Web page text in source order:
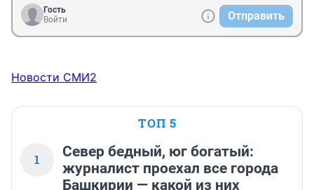
Гость
Войти
Отправить
Новости СМИ2
ТОП 5
1
Север бедный, юг богатый:
журналист проехал все города
Башкирии — какой из них